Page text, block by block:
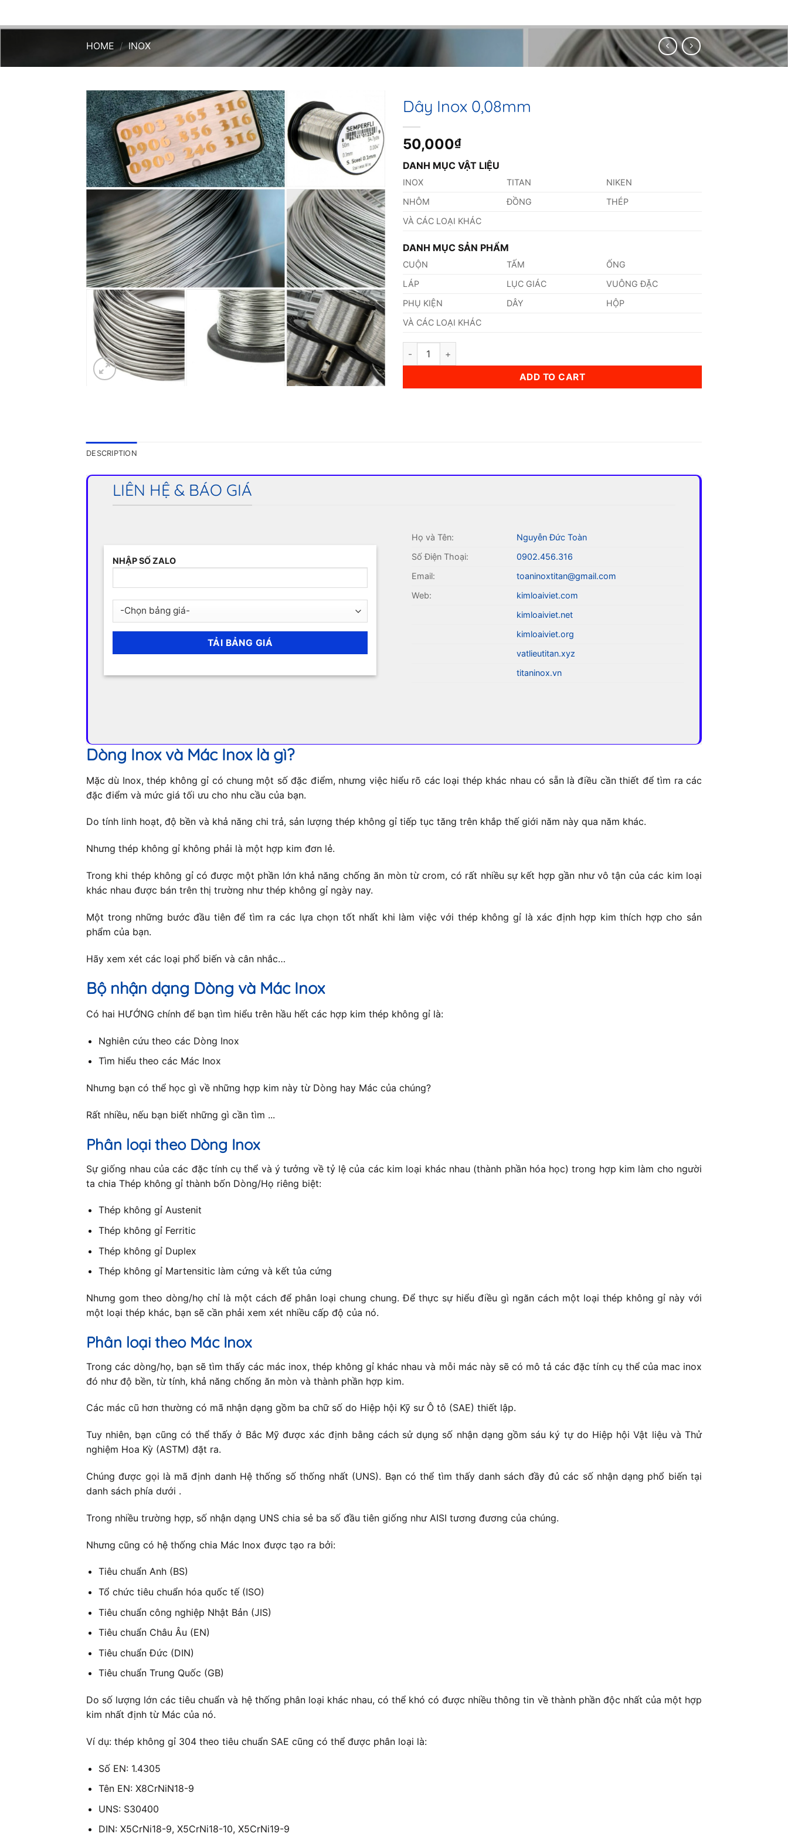
HOME / INOX
Dây Inox 0,08mm
50,000₫
DANH MỤC VẬT LIỆU
INOX TITAN
NIKEN
NHÔM
ĐỒNG
THÉP
VÀ CÁC LOẠI KHÁC
DANH MỤC SẢN PHẨM
CUỘN TẤM
ỐNG
LÁP
LỤC GIÁC
VUÔNG ĐẶC
PHỤ KIỆN
DÂY
HỘP
VÀ CÁC LOẠI KHÁC
Dây Inox 0,08mm quantity
ADD TO CART
DESCRIPTION
LIÊN HỆ & BÁO GIÁ
NHẬP SỐ ZALO
Họ và Tên:
Nguyễn Đức Toàn
Số Điện Thoại:
0902.456.316
Email:
toaninoxtitan@gmail.com
Web:
kimloaiviet.com
kimloaiviet.net
kimloaiviet.org
vatlieutitan.xyz
titaninox.vn
Dòng Inox và Mác Inox là gì?
Mặc dù Inox, thép không gỉ có chung một số đặc điểm, nhưng việc hiểu rõ các loại thép khác nhau có sẵn là điều cần thiết để tìm ra các
đặc điểm và mức giá tối ưu cho nhu cầu của bạn.
Do tính linh hoạt, độ bền và khả năng chi trả, sản lượng thép không gỉ tiếp tục tăng trên khắp thế giới năm này qua năm khác.
Nhưng thép không gỉ không phải là một hợp kim đơn lẻ.
Trong khi thép không gỉ có được một phần lớn khả năng chống ăn mòn từ crom, có rất nhiều sự kết hợp gần như vô tận của các kim loại
khác nhau được bán trên thị trường như thép không gỉ ngày nay.
Một trong những bước đầu tiên để tìm ra các lựa chọn tốt nhất khi làm việc với thép không gỉ là xác định hợp kim thích hợp cho sản
phẩm của bạn.
Hãy xem xét các loại phổ biến và cân nhắc…
Bộ nhận dạng Dòng và Mác Inox
Có hai HƯỚNG chính để bạn tìm hiểu trên hầu hết các hợp kim thép không gỉ là:
Nghiên cứu theo các Dòng Inox
Tìm hiểu theo các Mác Inox
Nhưng bạn có thể học gì về những hợp kim này từ Dòng hay Mác của chúng?
Rất nhiều, nếu bạn biết những gì cần tìm ...
Phân loại theo Dòng Inox
Sự giống nhau của các đặc tính cụ thể và ý tưởng về tỷ lệ của các kim loại khác nhau (thành phần hóa học) trong hợp kim làm cho người
ta chia Thép không gỉ thành bốn Dòng/Họ riêng biệt:
Thép không gỉ Austenit
Thép không gỉ Ferritic
Thép không gỉ Duplex
Thép không gỉ Martensitic làm cứng và kết tủa cứng
Nhưng gom theo dòng/họ chỉ là một cách để phân loại chung chung. Để thực sự hiểu điều gì ngăn cách một loại thép không gỉ này với
một loại thép khác, bạn sẽ cần phải xem xét nhiều cấp độ của nó.
Phân loại theo Mác Inox
Trong các dòng/họ, bạn sẽ tìm thấy các mác inox, thép không gỉ khác nhau và mỗi mác này sẽ có mô tả các đặc tính cụ thể của mac inox
đó như độ bền, từ tính, khả năng chống ăn mòn và thành phần hợp kim.
Các mác cũ hơn thường có mã nhận dạng gồm ba chữ số do Hiệp hội Kỹ sư Ô tô (SAE) thiết lập.
Tuy nhiên, bạn cũng có thể thấy ở Bắc Mỹ được xác định bằng cách sử dụng số nhận dạng gồm sáu ký tự do Hiệp hội Vật liệu và Thử
nghiệm Hoa Kỳ (ASTM) đặt ra.
Chúng được gọi là mã định danh Hệ thống số thống nhất (UNS). Bạn có thể tìm thấy danh sách đầy đủ các số nhận dạng phổ biến tại
danh sách phía dưới .
Trong nhiều trường hợp, số nhận dạng UNS chia sẻ ba số đầu tiên giống như AISI tương đương của chúng.
Nhưng cũng có hệ thống chia Mác Inox được tạo ra bởi:
Tiêu chuẩn Anh (BS)
Tổ chức tiêu chuẩn hóa quốc tế (ISO)
Tiêu chuẩn công nghiệp Nhật Bản (JIS)
Tiêu chuẩn Châu Âu (EN)
Tiêu chuẩn Đức (DIN)
Tiêu chuẩn Trung Quốc (GB)
Do số lượng lớn các tiêu chuẩn và hệ thống phân loại khác nhau, có thể khó có được nhiều thông tin về thành phần độc nhất của một hợp
kim nhất định từ Mác của nó.
Ví dụ: thép không gỉ 304 theo tiêu chuẩn SAE cũng có thể được phân loại là:
Số EN: 1.4305
Tên EN: X8CrNiN18-9
UNS: S30400
DIN: X5CrNi18-9, X5CrNi18-10, X5CrNi19-9